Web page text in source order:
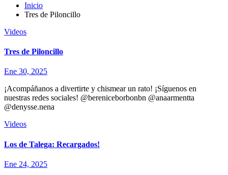
Inicio
Tres de Piloncillo
Videos
Tres de Piloncillo
Ene 30, 2025
¡Acompáñanos a divertirte y chismear un rato! ¡Síguenos en
nuestras redes sociales! @bereniceborbonbn @anaarmentta
@denysse.nena
Videos
Los de Talega: Recargados!
Ene 24, 2025